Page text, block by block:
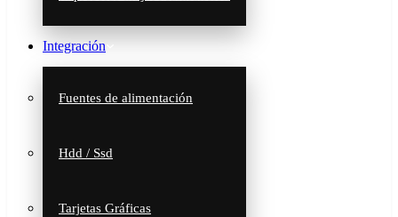
Integración
Fuentes de alimentación
Hdd / Ssd
Tarjetas Gráficas